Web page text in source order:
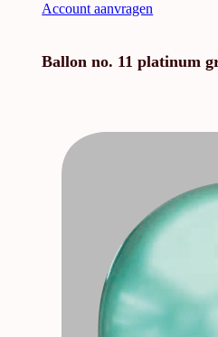
Account aanvragen
Ballon no. 11 platinum